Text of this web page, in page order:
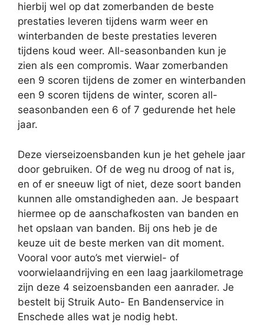
hierbij wel op dat zomerbanden de beste
prestaties leveren tijdens warm weer en
winterbanden de beste prestaties leveren
tijdens koud weer. All-seasonbanden kun je
zien als een compromis. Waar zomerbanden
een 9 scoren tijdens de zomer en winterbanden
een 9 scoren tijdens de winter, scoren all-
seasonbanden een 6 of 7 gedurende het hele
jaar.
Deze vierseizoensbanden kun je het gehele jaar
door gebruiken. Of de weg nu droog of nat is,
en of er sneeuw ligt of niet, deze soort banden
kunnen alle omstandigheden aan. Je bespaart
hiermee op de aanschafkosten van banden en
het opslaan van banden. Bij ons heb je de
keuze uit de beste merken van dit moment.
Vooral voor auto’s met vierwiel- of
voorwielaandrijving en een laag jaarkilometrage
zijn deze 4 seizoensbanden een aanrader. Je
bestelt bij Struik Auto- En Bandenservice in
Enschede alles wat je nodig hebt.